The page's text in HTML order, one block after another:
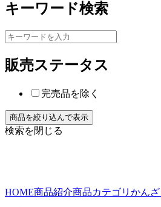
キーワード検索
販売ステータス
完売品を除く
検索を閉じる
HOME商品紹介商品カテゴリ かんざ